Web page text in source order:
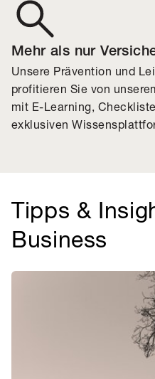
Mehr als nur
Unsere Prävention und
profitieren Sie von
mit E-Learning,
exklusiven
Tipps &
Business